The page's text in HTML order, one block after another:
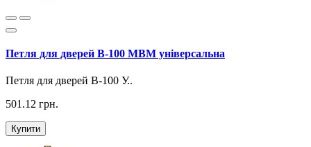
Петля для дверей B-100 МВМ універсальна
Петля для дверей B-100 У..
501.12 грн.
Купити